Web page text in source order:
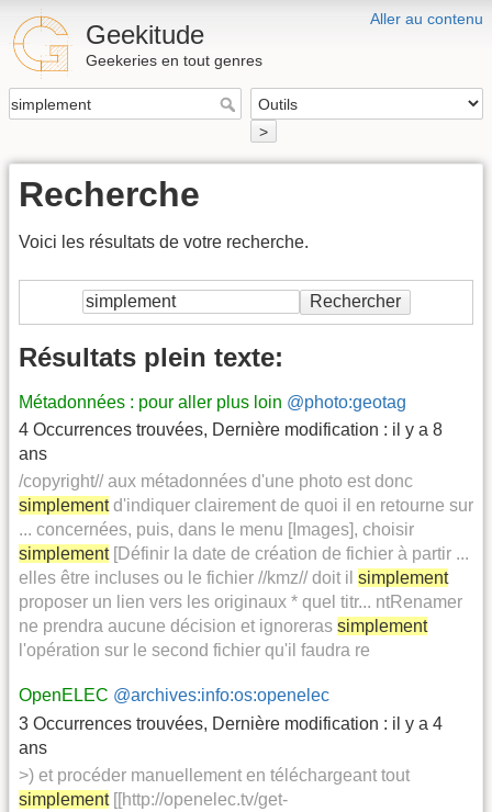
Aller au contenu
Geekitude
Geekeries en tout genres
>
Recherche
Voici les résultats de votre recherche.
Rechercher
Résultats plein texte:
Métadonnées : pour aller plus loin @photo:geotag
4 Occurrences trouvées, Dernière modification : il y a 8
ans
/copyright// aux métadonnées d'une photo est donc
simplementd'indiquer clairement de quoi il en retourne sur
... concernées, puis, dans le menu [Images], choisir
simplement[Définir la date de création de fichier à partir ...
elles être incluses ou le fichier //kmz// doit il simplement
proposer un lien vers les originaux * quel titr... ntRenamer
ne prendra aucune décision et ignoreras simplement
l'opération sur le second fichier qu'il faudra re
OpenELEC @archives:info:os:openelec
3 Occurrences trouvées, Dernière modification : il y a 4
ans
>) et procéder manuellement en téléchargeant tout
simplement[[http://openelec.tv/get-